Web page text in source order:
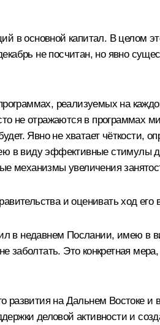
в основной капитал. В целом
не посчитан, но явно
реализуемых на
не отражаются в программах
Явно не хватает чёткости,
в виду эффективные
механизмы увеличения
и оценивать ход его
в недавнем Послании, имею в
заболтать. Это конкретная
развития на Дальнем Востоке
деловой активности и